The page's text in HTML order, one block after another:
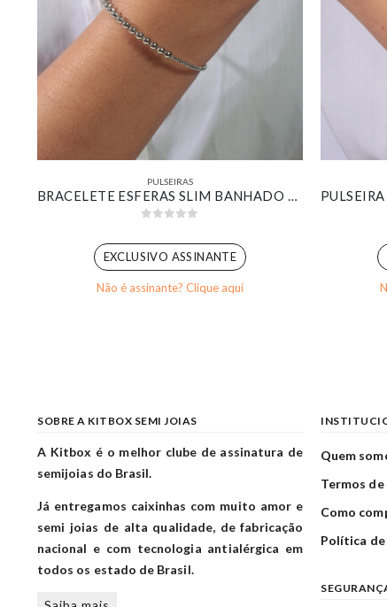
PULSEIRAS
BRACELETE ESFERAS SLIM BANHADO EM OURO BRANCO
EXCLUSIVO ASSINANTE
Não é assinante? Clique aqui
SOBRE A KITBOX SEMI JOIAS
A Kitbox é o melhor clube de assinatura de
semijoias do Brasil.
Já entregamos caixinhas com muito amor e
semi joias de alta qualidade, de fabricação
nacional e com tecnologia antialérgica em
todos os estado de Brasil.
Quem
Termos de
Como
Política